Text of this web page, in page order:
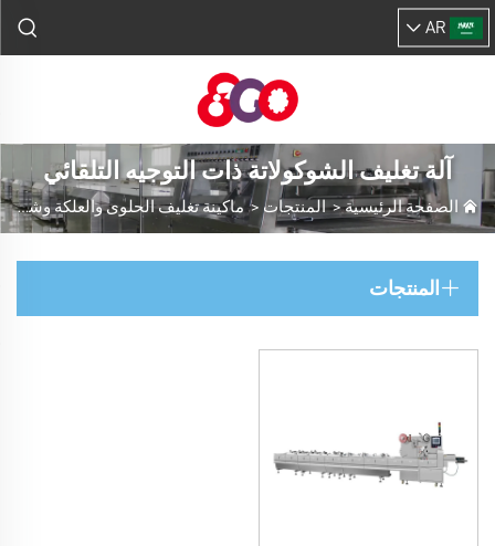
AR
آلة تغليف الشوكولاتة ذات التوجيه التلقائي
الصفحة الرئيسية>المنتجات >ماكينة تغليف الحلوى والعلكة وشوكولاتة
المنتجات